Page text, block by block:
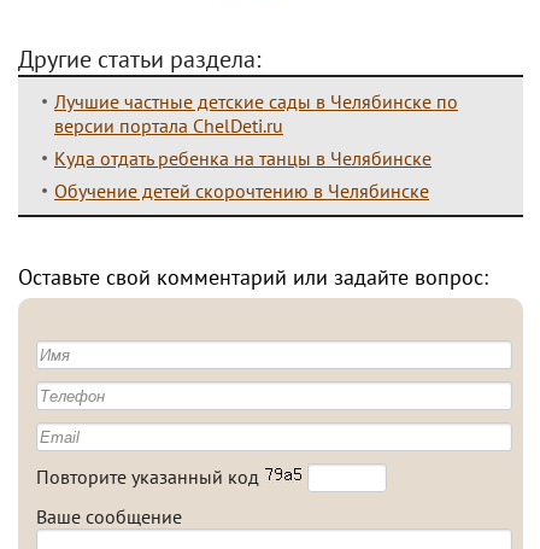
Другие статьи раздела:
Лучшие частные детские сады в Челябинске по
версии портала ChelDeti.ru
Куда отдать ребенка на танцы в Челябинске
Обучение детей скорочтению в Челябинске
Оставьте свой комментарий или задайте вопрос:
Повторите указанный код
Ваше сообщение